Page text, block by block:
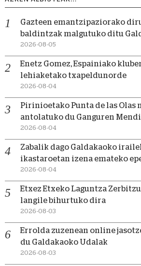
Gazteen emantzipaziorako
baldintzak malgutuko ditu
2026-08-05
Enetz Gomez, Espainiako
lehiaketako txapeldunorde
2026-08-04
Pirinioetako Punta de las Olas
antolatuko du Ganguren
2026-08-04
Zabalik dago Galdakaoko
ikastaroetan izena emateko
2026-08-04
Etxez Etxeko Laguntza
langile bihurtuko dira
2026-08-03
Errolda zuzenean online
du Galdakaoko Udalak
2026-08-03